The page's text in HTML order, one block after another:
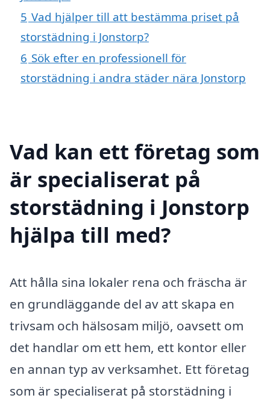
5 Vad hjälper till att bestämma priset på
storstädning i Jonstorp?
6 Sök efter en professionell för
storstädning i andra städer nära Jonstorp
Vad kan ett företag som
är specialiserat på
storstädning i Jonstorp
hjälpa till med?
Att hålla sina lokaler rena och fräscha är
en grundläggande del av att skapa en
trivsam och hälsosam miljö, oavsett om
det handlar om ett hem, ett kontor eller
en annan typ av verksamhet. Ett företag
som är specialiserat på storstädning i